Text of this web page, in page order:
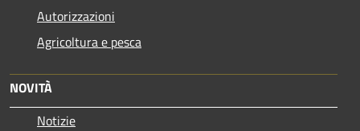
Autorizzazioni
Agricoltura e pesca
NOVITÀ
Notizie